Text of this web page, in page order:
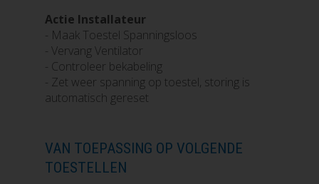
Actie Installateur
- Maak Toestel Spanningsloos
- Vervang Ventilator
- Controleer bekabeling
- Zet weer spanning op toestel, storing is
automatisch gereset
VAN TOEPASSING OP VOLGENDE
TOESTELLEN